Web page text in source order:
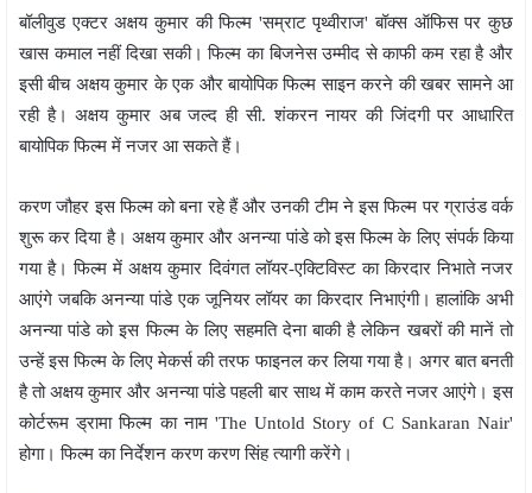
बॉलीवुड एक्टर अक्षय कुमार की फिल्म 'सम्राट पृथ्वीराज' बॉक्स ऑफिस पर कुछ
खास कमाल नहीं दिखा सकी। फिल्म का बिजनेस उम्मीद से काफी कम रहा है और
इसी बीच अक्षय कुमार के एक और बायोपिक फिल्म साइन करने की खबर सामने आ
रही है। अक्षय कुमार अब जल्द ही सी. शंकरन नायर की जिंदगी पर आधारित
बायोपिक फिल्म में नजर आ सकते हैं।
करण जौहर इस फिल्म को बना रहे हैं और उनकी टीम ने इस फिल्म पर ग्राउंड वर्क
शुरू कर दिया है। अक्षय कुमार और अनन्या पांडे को इस फिल्म के लिए संपर्क किया
गया है। फिल्म में अक्षय कुमार दिवंगत लॉयर-एक्टिविस्ट का किरदार निभाते नजर
आएंगे जबकि अनन्या पांडे एक जूनियर लॉयर का किरदार निभाएंगी। हालांकि अभी
अनन्या पांडे को इस फिल्म के लिए सहमति देना बाकी है लेकिन खबरों की मानें तो
उन्हें इस फिल्म के लिए मेकर्स की तरफ फाइनल कर लिया गया है। अगर बात बनती
है तो अक्षय कुमार और अनन्या पांडे पहली बार साथ में काम करते नजर आएंगे। इस
कोर्टरूम ड्रामा फिल्म का नाम 'The Untold Story of C Sankaran Nair'
होगा। फिल्म का निर्देशन करण करण सिंह त्यागी करेंगे।